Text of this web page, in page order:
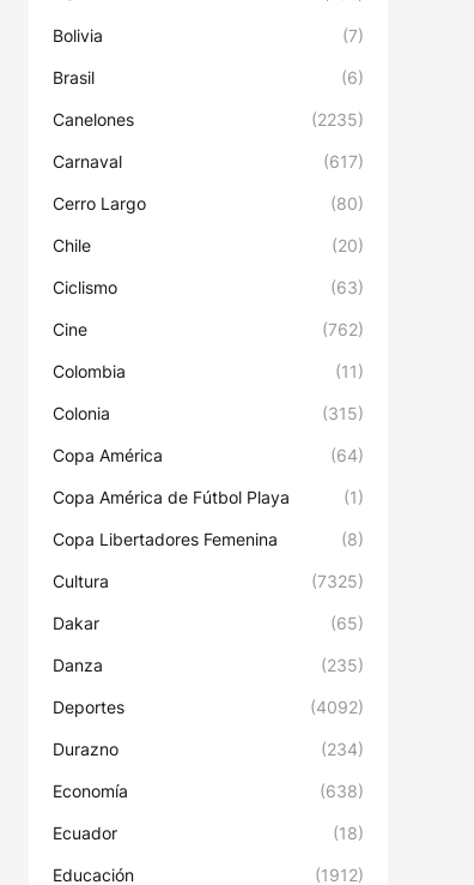
Bolivia (7)
Brasil (6)
Canelones (2235)
Carnaval (617)
Cerro Largo (80)
Chile (20)
Ciclismo (63)
Cine (762)
Colombia (11)
Colonia (315)
Copa América (64)
Copa América de Fútbol Playa (1)
Copa Libertadores Femenina (8)
Cultura (7325)
Dakar (65)
Danza (235)
Deportes (4092)
Durazno (234)
Economía (638)
Ecuador (18)
Educación (1912)